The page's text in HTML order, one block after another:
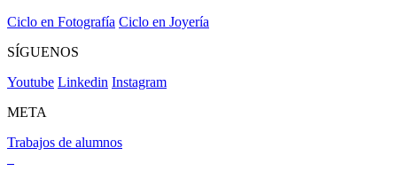
Ciclo en Fotografía Ciclo en Joyería
SÍGUENOS
Youtube Linkedin Instagram
META
Trabajos de alumnos